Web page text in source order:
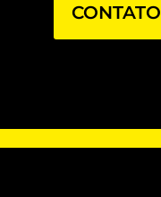
CONTATO